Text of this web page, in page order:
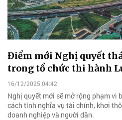
Điểm mới Nghị quyết
trong tổ chức thi hành
16/12/2025 04:42
Nghị quyết mới sẽ mở rộng phạm vi
cách tính nghĩa vụ tài chính, khơi
doanh nghiệp và người dân.